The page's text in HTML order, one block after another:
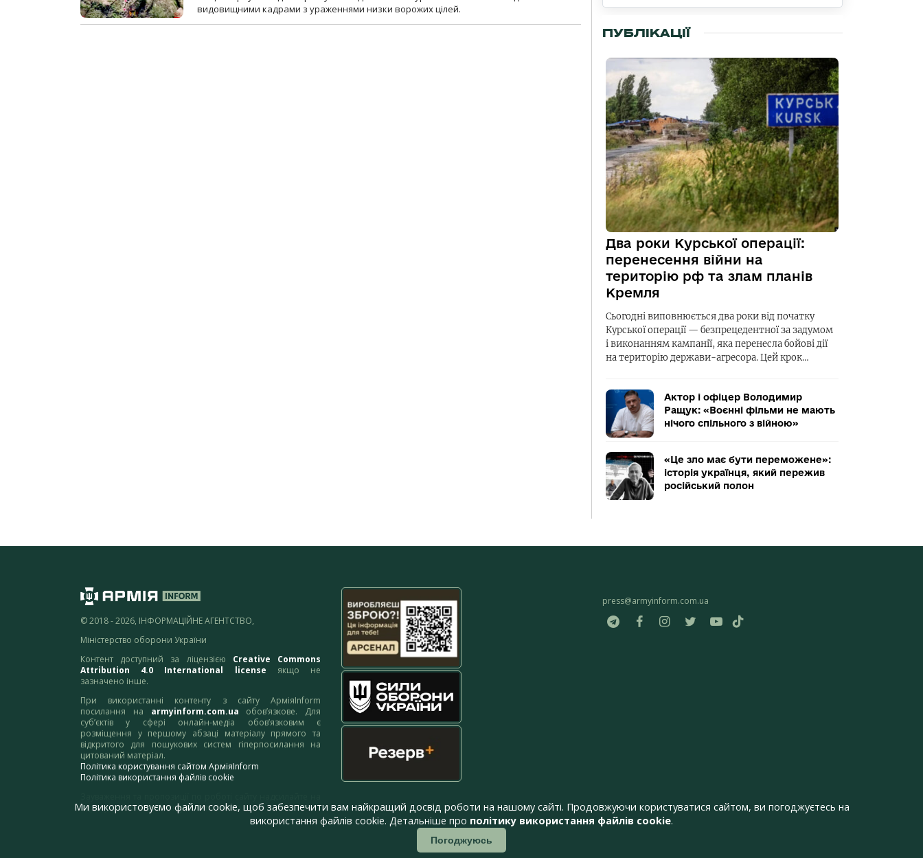
видовищними кадрами з ураженнями низки ворожих цілей.
ПУБЛІКАЦІЇ
Два роки Курської операції:
перенесення війни на
територію рф та злам планів
Кремля
Сьогодні виповнюється два роки від початку
Курської операції — безпрецедентної за задумом
і виконанням кампанії, яка перенесла бойові дії
на територію держави-агресора. Цей крок…
Актор і офіцер Володимир
Ращук: «Воєнні фільми не мають
нічого спільного з війною»
«Це зло має бути переможене»:
історія українця, який пережив
російський полон
© 2018 - 2026, ІНФОРМАЦІЙНЕ АГЕНТСТВО,
Міністерство оборони України
Контент доступний за ліцензією Creative Commons
Attribution 4.0 International license якщо не
зазначено інше.
При використанні контенту з сайту АрміяInform
посилання на armyinform.com.ua обов’язкове. Для
суб’єктів у сфері онлайн-медіа обов’язковим є
розміщення у першому абзаці матеріалу прямого та
відкритого для пошукових систем гіперпосилання на
цитований матеріал.
Політика користування сайтом АрміяInform
Політика використання файлів cookie
адресу:webmaster@armyinform.com.ua
press@armyinform.com.ua
Ми використовуємо файли cookie, щоб забезпечити вам найкращий досвід роботи на нашому сайті. Продовжуючи користуватися сайтом, ви погоджуєтесь на
використання файлів cookie. Детальніше про політику використання файлів cookie.
Погоджуюсь